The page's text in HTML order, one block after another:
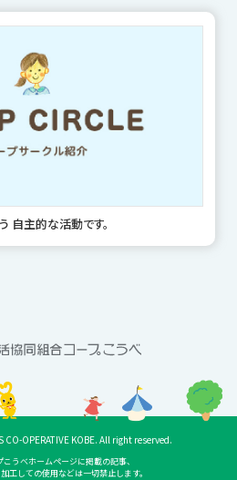
自主的な活動です。
OPERATIVE KOBE. All right reserved.
うべホームページに掲載の記事、
工しての使用などは一切禁止します。